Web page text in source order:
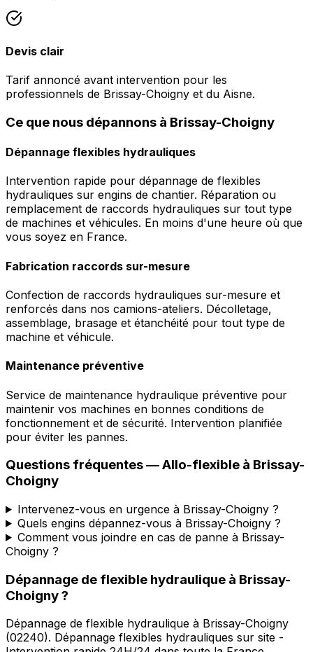
Devis clair
Tarif annoncé avant intervention pour les
professionnels de Brissay-Choigny et du Aisne.
Ce que nous dépannons à Brissay-Choigny
Dépannage flexibles hydrauliques
Intervention rapide pour dépannage de flexibles
hydrauliques sur engins de chantier. Réparation ou
remplacement de raccords hydrauliques sur tout type
de machines et véhicules. En moins d'une heure où que
vous soyez en France.
Fabrication raccords sur-mesure
Confection de raccords hydrauliques sur-mesure et
renforcés dans nos camions-ateliers. Décolletage,
assemblage, brasage et étanchéité pour tout type de
machine et véhicule.
Maintenance préventive
Service de maintenance hydraulique préventive pour
maintenir vos machines en bonnes conditions de
fonctionnement et de sécurité. Intervention planifiée
pour éviter les pannes.
Questions fréquentes —Allo-flexible à Brissay-
Choigny
Intervenez-vous en urgence à Brissay-Choigny ?
Quels engins dépannez-vous à Brissay-Choigny ?
Comment vous joindre en cas de panne à Brissay-
Choigny ?
Dépannage de flexible hydraulique à Brissay-
Choigny?
Dépannage de flexible hydraulique à Brissay-Choigny
(02240). Dépannage flexibles hydrauliques sur site -